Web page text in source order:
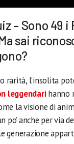
– Sono 49
sai
rarità, l’insolita
leggendarihanno
la visione di
anche per via
generazione